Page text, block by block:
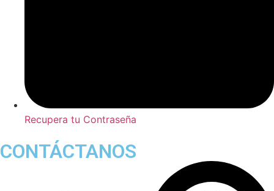
Recupera tu Contraseña
CONTÁCTANOS